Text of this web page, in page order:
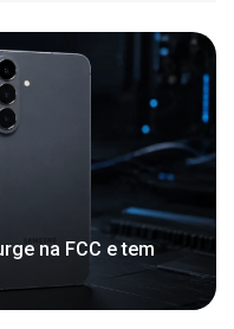
na FCC e tem